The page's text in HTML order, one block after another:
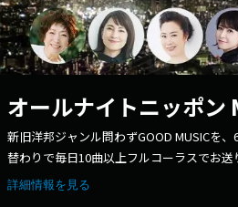
オールナイトニッポン
新旧洋邦ジャンル問わずGOOD MUSICを
替わりで毎日10曲以上フルコーラスでお
す。 今日もあなたからのリクエストやメ
詳細情報を見る